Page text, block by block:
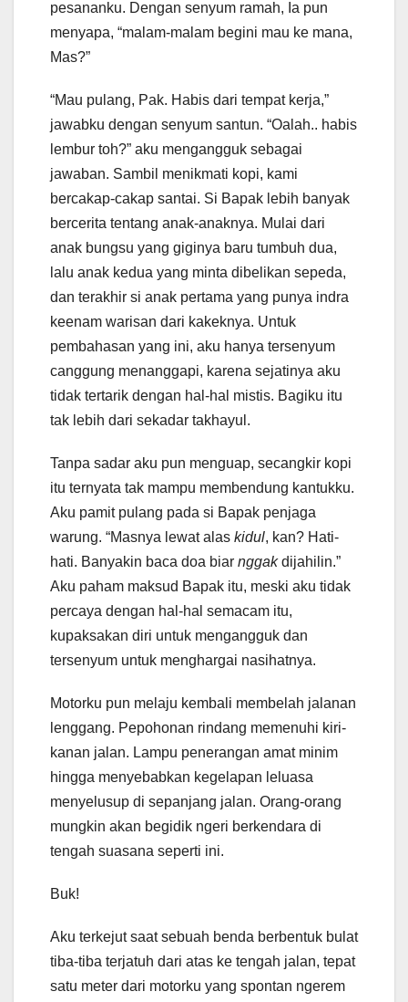
pesananku. Dengan senyum ramah, Ia pun
menyapa, “malam-malam begini mau ke mana,
Mas?”
“Mau pulang, Pak. Habis dari tempat kerja,”
jawabku dengan senyum santun. “Oalah.. habis
lembur toh?” aku mengangguk sebagai
jawaban. Sambil menikmati kopi, kami
bercakap-cakap santai. Si Bapak lebih banyak
bercerita tentang anak-anaknya. Mulai dari
anak bungsu yang giginya baru tumbuh dua,
lalu anak kedua yang minta dibelikan sepeda,
dan terakhir si anak pertama yang punya indra
keenam warisan dari kakeknya. Untuk
pembahasan yang ini, aku hanya tersenyum
canggung menanggapi, karena sejatinya aku
tidak tertarik dengan hal-hal mistis. Bagiku itu
tak lebih dari sekadar takhayul.
Tanpa sadar aku pun menguap, secangkir kopi
itu ternyata tak mampu membendung kantukku.
Aku pamit pulang pada si Bapak penjaga
warung. “Masnya lewat alas kidul, kan? Hati-
hati. Banyakin baca doa biar nggakdijahilin.”
Aku paham maksud Bapak itu, meski aku tidak
percaya dengan hal-hal semacam itu,
kupaksakan diri untuk mengangguk dan
tersenyum untuk menghargai nasihatnya.
Motorku pun melaju kembali membelah jalanan
lenggang. Pepohonan rindang memenuhi kiri-
kanan jalan. Lampu penerangan amat minim
hingga menyebabkan kegelapan leluasa
menyelusup di sepanjang jalan. Orang-orang
mungkin akan begidik ngeri berkendara di
tengah suasana seperti ini.
Buk!
Aku terkejut saat sebuah benda berbentuk bulat
tiba-tiba terjatuh dari atas ke tengah jalan, tepat
satu meter dari motorku yang spontan ngerem